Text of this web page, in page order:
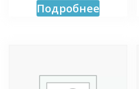
Подробнее